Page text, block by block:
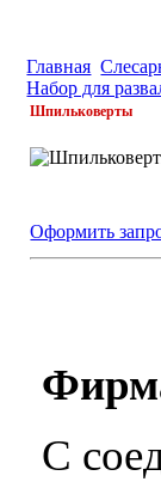
Главная
Набор для
Шпильковерты
Оформить
С